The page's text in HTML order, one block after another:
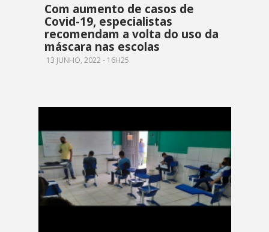
Com aumento de casos de
Covid-19, especialistas
recomendam a volta do uso da
máscara nas escolas
13 JUNHO, 2022 - 16H25